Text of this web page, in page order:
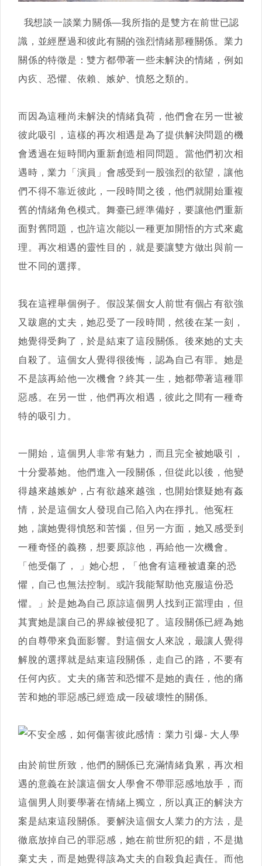
我想談一談業力關係—我所指的是雙方在前世已認
識，並經歷過和彼此有關的強烈情緒那種關係。業力
關係的特徵是：雙方都帶著一些未解決的情緒，例如
內疚、恐懼、依賴、嫉妒、憤怒之類的。
而因為這種尚未解決的情緒負荷，他們會在另一世被
彼此吸引，這樣的再次相遇是為了提供解決問題的機
會透過在短時間內重新創造相同問題。當他們初次相
遇時，業力「演員」會感受到一股強烈的欲望，讓他
們不得不靠近彼此，一段時間之後，他們就開始重複
舊的情緒角色模式。舞臺已經準備好，要讓他們重新
面對舊問題，也許這次能以一種更加開悟的方式來處
理。再次相遇的靈性目的，就是要讓雙方做出與前一
世不同的選擇。
我在這裡舉個例子。假設某個女人前世有個占有欲強
又跋扈的丈夫，她忍受了一段時間，然後在某一刻，
她覺得受夠了，於是結束了這段關係。後來她的丈夫
自殺了。這個女人覺得很後悔，認為自己有罪。她是
不是該再給他一次機會？終其一生，她都帶著這種罪
惡感。在另一世，他們再次相遇，彼此之間有一種奇
特的吸引力。
一開始，這個男人非常有魅力，而且完全被她吸引，
十分愛慕她。他們進入一段關係，但從此以後，他變
得越來越嫉妒，占有欲越來越強，也開始懷疑她有姦
情，於是這個女人發現自己陷入內在掙扎。他冤枉
她，讓她覺得憤怒和苦惱，但另一方面，她又感受到
一種奇怪的義務，想要原諒他，再給他一次機會。
「他受傷了， 」她心想，「他會有這種被遺棄的恐
懼，自己也無法控制。或許我能幫助他克服這份恐
懼。」於是她為自己原諒這個男人找到正當理由，但
其實她是讓自己的界線被侵犯了。這段關係已經為她
的自尊帶來負面影響。對這個女人來說，最讓人覺得
解脫的選擇就是結束這段關係，走自己的路，不要有
任何內疚。丈夫的痛苦和恐懼不是她的責任，他的痛
苦和她的罪惡感已經造成一段破壞性的關係。
由於前世所致，他們的關係已充滿情緒負累，再次相
遇的意義在於讓這個女人學會不帶罪惡感地放手，而
這個男人則要學著在情緒上獨立，所以真正的解決方
案是結束這段關係。要解決這個女人業力的方法，是
徹底放掉自己的罪惡感，她在前世所犯的錯，不是拋
棄丈夫，而是她覺得該為丈夫的自殺負起責任。而他